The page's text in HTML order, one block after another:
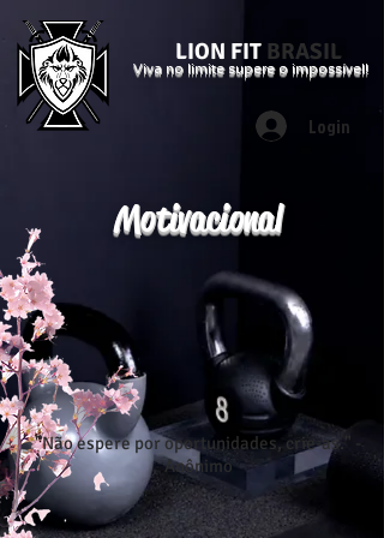
LION FIT BRASIL
Viva no limite supere o impossível!
Login
Motivacional
"Não espere por oportunidades, crie-as." -
Anônimo